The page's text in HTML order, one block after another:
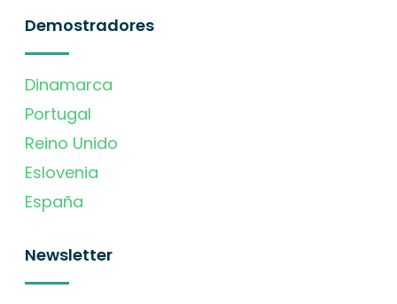
Demostradores
Dinamarca
Portugal
Reino Unido
Eslovenia
España
Newsletter